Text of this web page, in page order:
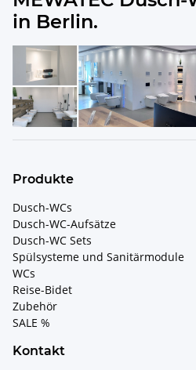
in Berlin.
Produkte
Dusch-WCs
Dusch-WC-Aufsätze
Dusch-WC Sets
Spülsysteme und Sanitärmodule
WCs
Reise-Bidet
Zubehör
SALE %
Kontakt